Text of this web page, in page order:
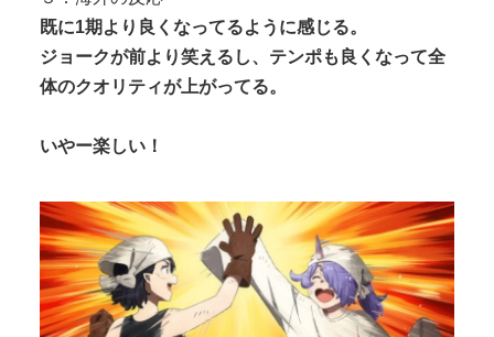
既に1期より良くなってるように感じる。
ジョークが前より笑えるし、テンポも良くなって全
体のクオリティが上がってる。
いやー楽しい！